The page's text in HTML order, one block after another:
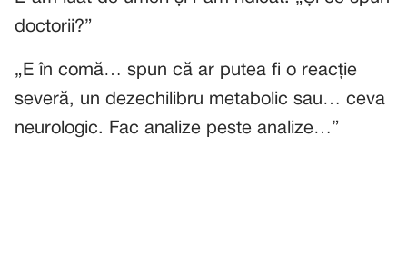
doctorii?”
„E în comă… spun că ar putea fi o reacție
severă, un dezechilibru metabolic sau… ceva
neurologic. Fac analize peste analize…”